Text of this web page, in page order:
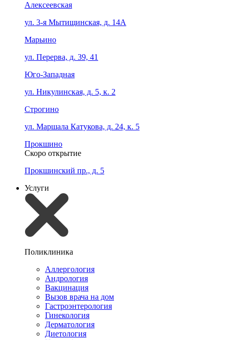
Алексеевская
ул. 3-я Мытищинская, д. 14А
Марьино
ул. Перерва, д. 39, 41
Юго-Западная
ул. Никулинская, д. 5, к. 2
Строгино
ул. Маршала Катукова, д. 24, к. 5
Прокшино
Скоро открытие
Прокшинский пр., д. 5
Услуги
Поликлиника
Аллергология
Андрология
Вакцинация
Вызов врача на дом
Гастроэнтерология
Гинекология
Дерматология
Диетология